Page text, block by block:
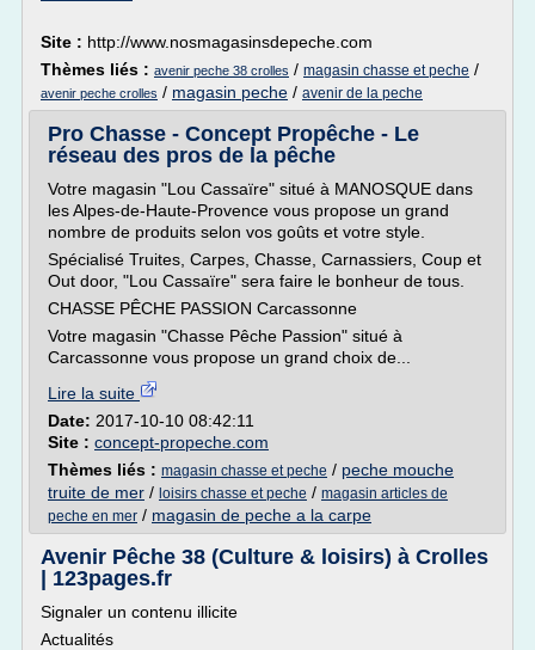
Site : http://www.nosmagasinsdepeche.com
Thèmes liés : avenir peche 38 crolles / magasin chasse et peche /
avenir peche crolles / magasin peche / avenir de la peche
Pro Chasse - Concept Propêche - Le
réseau des pros de la pêche
Votre magasin "Lou Cassaïre" situé à MANOSQUE dans
les Alpes-de-Haute-Provence vous propose un grand
nombre de produits selon vos goûts et votre style.
Spécialisé Truites, Carpes, Chasse, Carnassiers, Coup et
Out door, "Lou Cassaïre" sera faire le bonheur de tous.
CHASSE PÊCHE PASSION Carcassonne
Votre magasin "Chasse Pêche Passion" situé à
Carcassonne vous propose un grand choix de...
Lire la suite
Date: 2017-10-10 08:42:11
Site : concept-propeche.com
Thèmes liés : magasin chasse et peche / peche mouche
truite de mer / loisirs chasse et peche / magasin articles de
peche en mer / magasin de peche a la carpe
Avenir Pêche 38 (Culture & loisirs) à Crolles
| 123pages.fr
Signaler un contenu illicite
Actualités